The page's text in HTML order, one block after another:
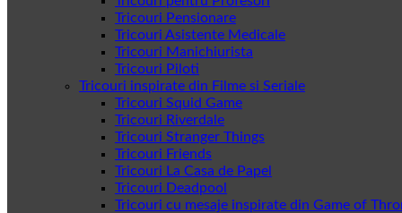
Tricouri Pensionare
Tricouri Asistente Medicale
Tricouri Manichiurista
Tricouri Piloti
Tricouri inspirate din Filme si Seriale
Tricouri Squid Game
Tricouri Riverdale
Tricouri Stranger Things
Tricouri Friends
Tricouri La Casa de Papel
Tricouri Deadpool
Tricouri cu mesaje inspirate din Game of